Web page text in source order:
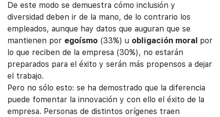
De este modo se demuestra cómo inclusión y
diversidad deben ir de la mano, de lo contrario los
empleados, aunque hay datos que auguran que se
mantienen por egoísmo (33%) u obligación moral por
lo que reciben de la empresa (30%), no estarán
preparados para el éxito y serán más propensos a dejar
el trabajo.
Pero no sólo esto: se ha demostrado que la diferencia
puede fomentar la innovación y con ello el éxito de la
empresa. Personas de distintos orígenes traen